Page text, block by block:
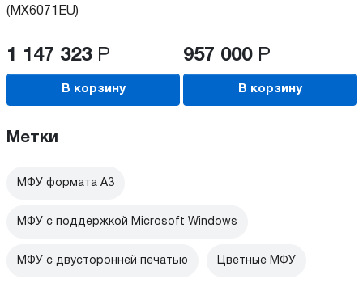
(MX6071EU)
1 147 323 Р
В корзину
957 000 Р
В корзину
Метки
МФУ формата А3
МФУ с поддержкой Microsoft Windows
МФУ с двусторонней печатью Цветные МФУ